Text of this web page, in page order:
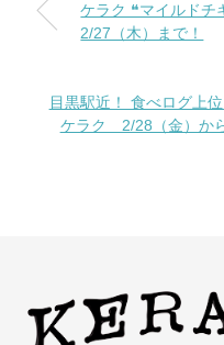
ケラク ❝マイルドチ
2/27（木）まで！
目黒駅近！ 食べログ上
ケラク 2/28（金）か